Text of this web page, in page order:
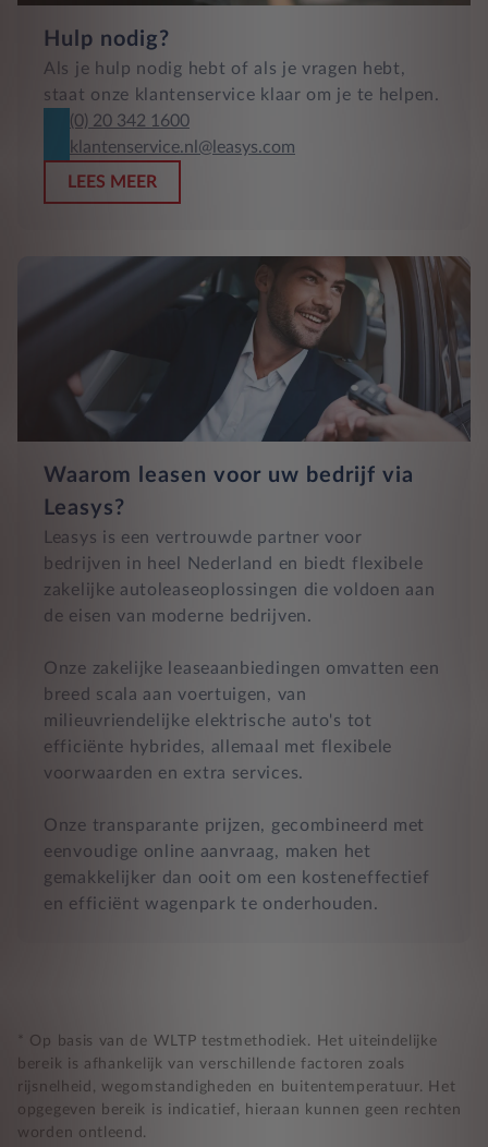
Hulp nodig?
Als je hulp nodig hebt of als je vragen hebt,
staat onze klantenservice klaar om je te helpen.
(0) 20 342 1600
klantenservice.nl@leasys.com
LEES MEER
Waarom leasen voor uw bedrijf via
Leasys?
Leasys is een vertrouwde partner voor
bedrijven in heel Nederland en biedt flexibele
zakelijke autoleaseoplossingen die voldoen aan
de eisen van moderne bedrijven.
Onze zakelijke leaseaanbiedingen omvatten een
breed scala aan voertuigen, van
milieuvriendelijke elektrische auto's tot
efficiënte hybrides, allemaal met flexibele
voorwaarden en extra services.
Onze transparante prijzen, gecombineerd met
eenvoudige online aanvraag, maken het
gemakkelijker dan ooit om een kosteneffectief
en efficiënt wagenpark te onderhouden.
* Op basis van de WLTP testmethodiek. Het uiteindelijke
bereik is afhankelijk van verschillende factoren zoals
rijsnelheid, wegomstandigheden en buitentemperatuur. Het
opgegeven bereik is indicatief, hieraan kunnen geen rechten
worden ontleend.